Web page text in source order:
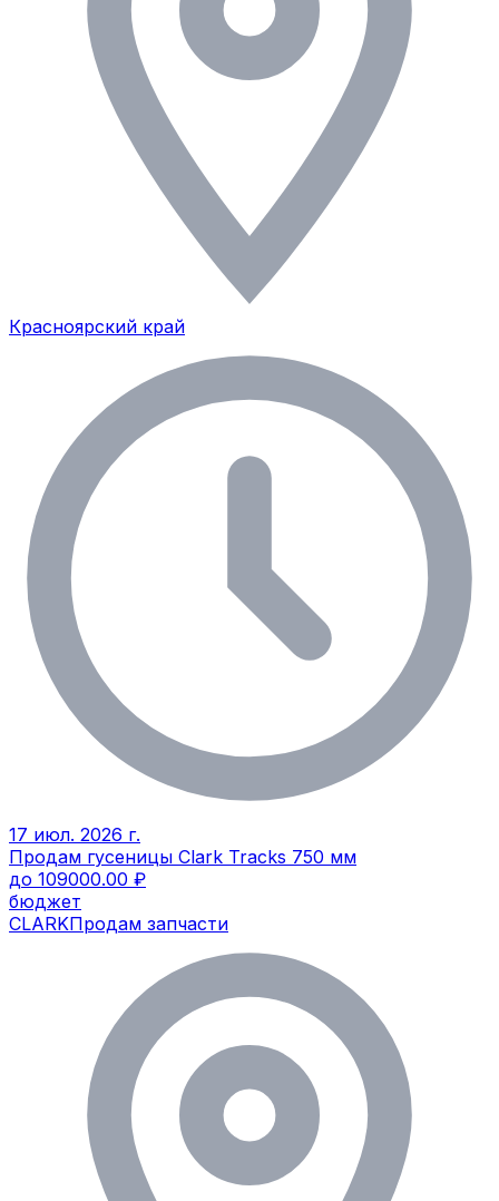
Красноярский край
17 июл. 2026 г.
Продам гусеницы Clark Tracks 750 мм
до 109000.00 ₽
бюджет
CLARKПродам запчасти